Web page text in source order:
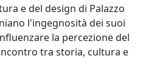
e del design di Palazzo
l'ingegnosità dei suoi
la percezione del
tra storia, cultura e